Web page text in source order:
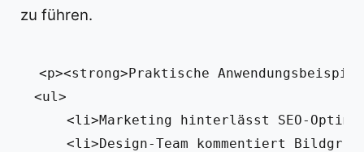
zu führen.
<p><strong>Praktische
<ul>
<li>Marketing hinterlässt SEO-
<li>Design-Team kommentiert